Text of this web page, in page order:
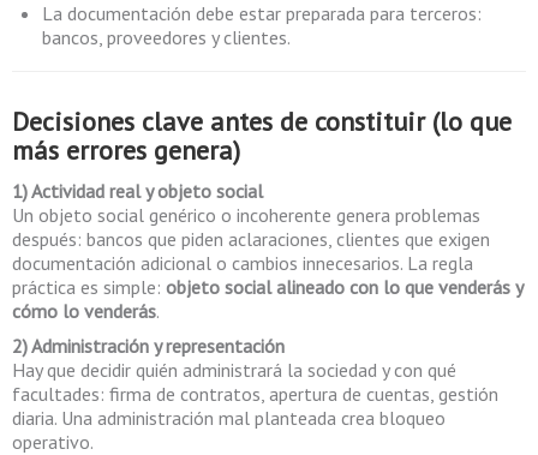
La documentación debe estar preparada para terceros:
bancos, proveedores y clientes.
Decisiones clave antes de constituir (lo que
más errores genera)
1) Actividad real y objeto social
Un objeto social genérico o incoherente genera problemas
después: bancos que piden aclaraciones, clientes que exigen
documentación adicional o cambios innecesarios. La regla
práctica es simple: objeto social alineado con lo que venderás y
cómo lo venderás.
2) Administración y representación
Hay que decidir quién administrará la sociedad y con qué
facultades: firma de contratos, apertura de cuentas, gestión
diaria. Una administración mal planteada crea bloqueo
operativo.